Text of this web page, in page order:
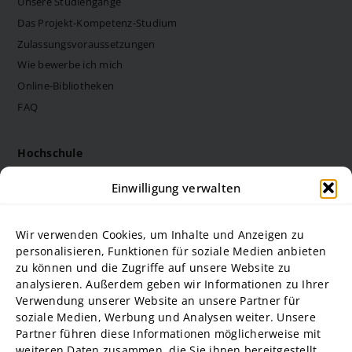
Einwilligung verwalten
Wir verwenden Cookies, um Inhalte und Anzeigen zu
personalisieren, Funktionen für soziale Medien anbieten
zu können und die Zugriffe auf unsere Website zu
analysieren. Außerdem geben wir Informationen zu Ihrer
Verwendung unserer Website an unsere Partner für
soziale Medien, Werbung und Analysen weiter. Unsere
Partner führen diese Informationen möglicherweise mit
Barrierefreiheit
Deutsch
Das Projekt-Kompetenz-Studium
Zulassungsvoraussetzungen
Wie bewerbe ich mich
Online-Bibliotheken
FAQ
Hochschule
Die Steinbeis Hochschule
Struktur und Organe
Stellenausschreibungen
Diversity Management
Hochschulpartner